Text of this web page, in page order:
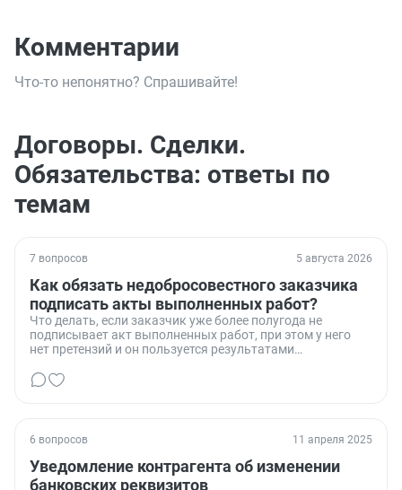
Комментарии
Что-то непонятно? Спрашивайте!
Договоры. Сделки.
Обязательства: ответы по
темам
7 вопросов 5 августа 2026
Как обязать недобросовестного заказчика
подписать акты выполненных работ?
Что делать, если заказчик уже более полугода не
подписывает акт выполненных работ, при этом у него
нет претензий и он пользуется результатами
6 вопросов 11 апреля 2025
Уведомление контрагента об изменении
банковских реквизитов